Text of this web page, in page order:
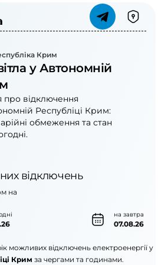
Крим
у Автономній
про відключення
Республіці Крим:
обмеження та стан
відключень
на завтра
07.08.26
на
можливих відключень електроенергії у
Крим за чергами та годинами.